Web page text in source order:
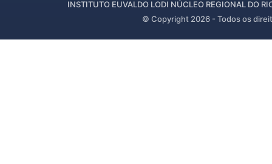
INSTITUTO EUVALDO LODI NÚCLEO REGIONAL DO
© Copyright 2026 - Todos os